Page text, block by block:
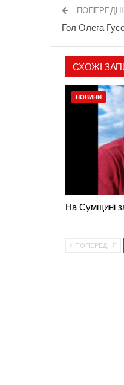
Гол Олега
СХОЖІ
НОВИНИ
На Сумщині
ПОПЕРЕДНЯ